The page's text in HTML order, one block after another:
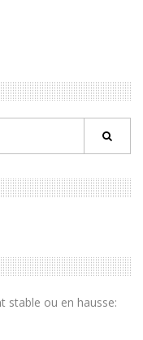
stable ou en hausse: